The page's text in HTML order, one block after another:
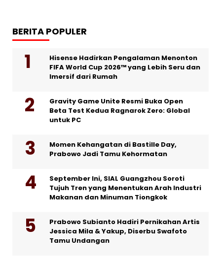
BERITA POPULER
Hisense Hadirkan Pengalaman Menonton
FIFA World Cup 2026™ yang Lebih Seru dan
Imersif dari Rumah
Gravity Game Unite Resmi Buka Open
Beta Test Kedua Ragnarok Zero: Global
untuk PC
Momen Kehangatan di Bastille Day,
Prabowo Jadi Tamu Kehormatan
September Ini, SIAL Guangzhou Soroti
Tujuh Tren yang Menentukan Arah Industri
Makanan dan Minuman Tiongkok
Prabowo Subianto Hadiri Pernikahan Artis
Jessica Mila & Yakup, Diserbu Swafoto
Tamu Undangan